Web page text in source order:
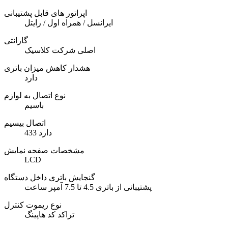
اپراتور های قابل پشتیبانی
ایرانسل / همراه اول / رایتل
گارانتی
اصلی شرکت کلاسیک
هشدار کاهش میزان باتری
دارد
نوع اتصال به لوازم
باسیم
اتصال بیسیم
دارد 433
مشخصات صفحه نمایش
LCD
گنجایش باتری داخل دستگاه
پشتیبانی از باتری 4.5 تا 7.5 آمپر ساعت
نوع ریموت کنترل
تراکد کد هاپینگ